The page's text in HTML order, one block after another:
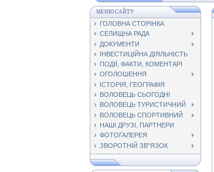
МЕНЮ САЙТУ
ГОЛОВНА СТОРІНКА
СЕЛИЩНА РАДА
ДОКУМЕНТИ
ІНВЕСТИЦІЙНА ДІЯЛЬНІСТЬ
ПОДІЇ, ФАКТИ, КОМЕНТАРІ
ОГОЛОШЕННЯ
ІСТОРІЯ, ГЕОГРАФІЯ
ВОЛОВЕЦЬ СЬОГОДНІ
ВОЛОВЕЦЬ ТУРИСТИЧНИЙ
ВОЛОВЕЦЬ СПОРТИВНИЙ
НАШІ ДРУЗІ, ПАРТНЕРИ
ФОТОГАЛЕРЕЯ
ЗВОРОТНІЙ ЗВ"ЯЗОК